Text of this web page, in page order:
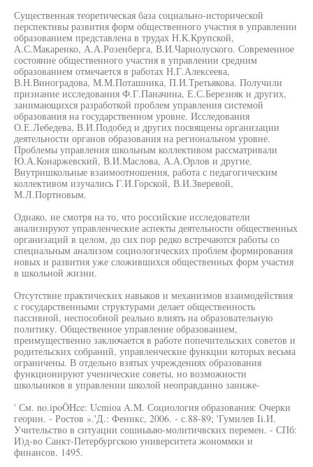
Существенная теоретическая база социально-исторической
перспективы развития форм общественного участия в управлении
образованием представлена в трудах Н.К.Крупской,
А.С.Макаренко, А.А.Розенберга, В.И.Чарнолуского. Современное
состояние общественного участия в управлении средним
образованием отмечается в работах Н.Г.Алексеева,
В.Н.Виноградова, М.М.Поташника, П.И.Третьякова. Получили
признание исследования Ф.Г.Паначина, Е.С.Березняк и других,
занимающихся разработкой проблем управления системой
образования на государственном уровне. Исследования
О.Е.Лебедева, В.И.Подобед и других посвящены организации
деятельности органов образования на региональном уровне.
Проблемы управления школьным коллективом рассматривали
Ю.А.Конаржевский, В.И.Маслова, А.А.Орлов и другие.
Внутришкольные взаимоотношения, работа с педагогическим
коллективом изучались Г.И.Горской, В.И.Зверевой,
М.Л.Портновым.
Однако, не смотря на то, что российские исследователи
анализируют управленческие аспекты деятельности общественных
организаций в целом, до сих пор редко встречаются работы со
специальным анализом социологических проблем формирования
новых и развития уже сложившихся общественных форм участия
в школьной жизни.
Отсутствие практических навыков и механизмов взаимодействия
с государственными структурами делает общественность
пассивной, неспособной реально влиять на образовательную
политику. Общественное управление образованием,
преимущественно заключается в работе попечительских советов и
родительских собраний, управленческие функции которых весьма
ограничены. В отдельно взятых учреждениях образования
функционируют ученические советы, но возможности
школьников в управлении школой неоправданно заниже-
' См. no.ipoÖHce: Ucmioa A.M. Социология образования: Очерки
георин. - Ростов ».'Д.: Феникс, 2006. - с.88-89; 'Гумилев Ii.И.
Учительство в ситуации сошиыыю-молитичвскнх перемен. - СПб:
И)д-во Санкт-Петербургскою университета жономмкн и
финансов. 1495.